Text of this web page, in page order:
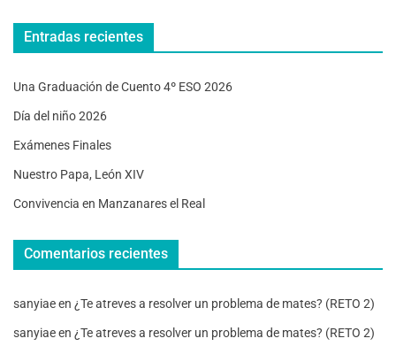
Entradas recientes
Una Graduación de Cuento 4º ESO 2026
Día del niño 2026
Exámenes Finales
Nuestro Papa, León XIV
Convivencia en Manzanares el Real
Comentarios recientes
sanyiaeen ¿Te atreves a resolver un problema de mates? (RETO 2)
sanyiaeen ¿Te atreves a resolver un problema de mates? (RETO 2)